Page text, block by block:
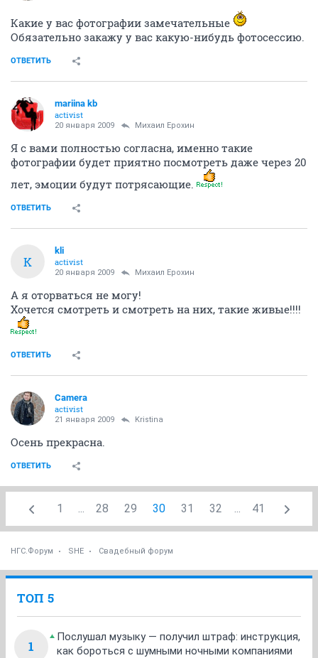
Какие у вас фотографии замечательные
Обязательно закажу у вас какую-нибудь фотосессию.
ОТВЕТИТЬ
mariina kb
activist
20 января 2009 Михаил Ерохин
Я с вами полностью согласна, именно такие
фотографии будет приятно посмотреть даже через 20
лет, эмоции будут потрясающие.
ОТВЕТИТЬ
K
kli
activist
20 января 2009 Михаил Ерохин
А я оторваться не могу!
Хочется смотреть и смотреть на них, такие живые!!!!
ОТВЕТИТЬ
Camera
activist
21 января 2009 Kristina
Осень прекрасна.
ОТВЕТИТЬ
1 ... 28 29 30 31 32 ... 41
НГС.Форум SHE Свадебный форум
ТОП 5
1
Послушал музыку — получил штраф: инструкция,
как бороться с шумными ночными компаниями